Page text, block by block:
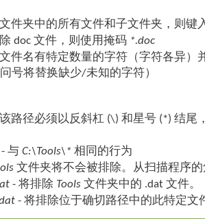
件夹中的所有文件和子文件夹，则键
doc 文件，则使用掩码 *.doc
件名有特定数量的字符（字符各异）
问号将替换缺少/未知的字符）
路径必须以反斜杠 (\) 和星号 (*) 结尾
- 与C:\Tools\* 相同的行为
文件夹将不会被排除。从扫描程序的
- 将排除 Tools 文件夹中的 .dat 文件。
- 将排除位于确切路径中的此特定文